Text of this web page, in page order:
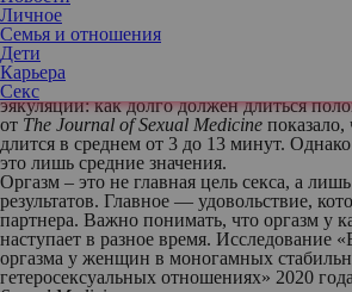
Личное
Семья и отношения
Дети
Карьера
Секс
близость. Поцелуи, массаж, оральный
душ — все это может входить в
Что говорят исследования: сколько
Исследование «Мнение канадских и
сексопатологов о нормальной и
эякуляции: как долго должен длиться
от The Journal of Sexual Medicine показало,
длится в среднем от 3 до 13 минут.
это лишь средние значения.
Оргазм – это не главная цель секса, а
результатов. Главное — удовольствие,
партнера. Важно понимать, что оргазм у
наступает в разное время. Исследование
оргазма у женщин в моногамных
гетеросексуальных отношениях» 2020